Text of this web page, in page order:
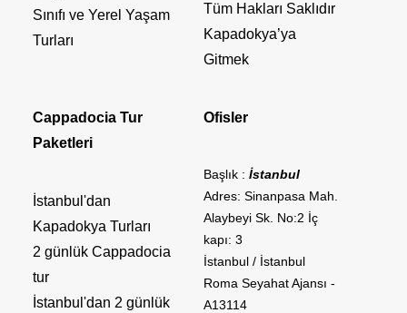
Sınıfı ve Yerel Yaşam
Turları
Tüm Hakları Saklıdır
Kapadokya’ya
Gitmek
Cappadocia Tur
Paketleri
İstanbul'dan
Kapadokya Turları
2 günlük Cappadocia
tur
İstanbul'dan 2 günlük
Ofisler
Başlık : İstanbul
Adres: Sinanpasa Mah.
Alaybeyi Sk. No:2 İç
kapı: 3
İstanbul / İstanbul
Roma Seyahat Ajansı -
A13114